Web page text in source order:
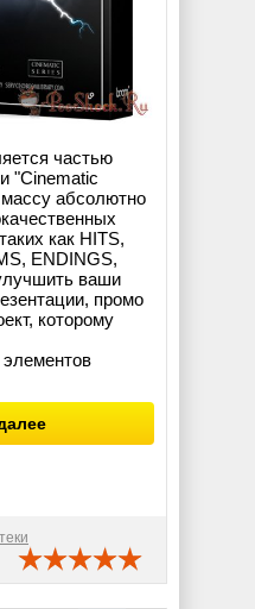
частью
"Cinematic
абсолютно
как HITS,
ENDINGS,
ваши
промо
которому